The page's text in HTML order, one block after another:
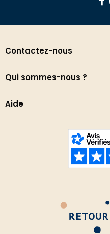
Contactez-nous
Qui sommes-nous ?
Aide